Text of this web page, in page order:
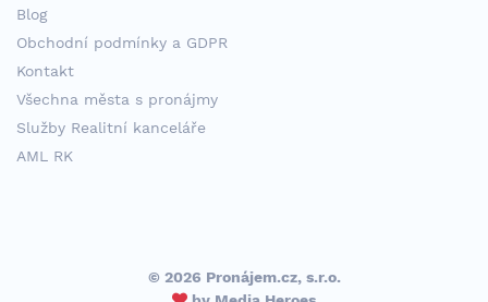
Blog
Obchodní podmínky a GDPR
Kontakt
Všechna města s pronájmy
Služby Realitní kanceláře
AML RK
© 2026 Pronájem.cz, s.r.o.